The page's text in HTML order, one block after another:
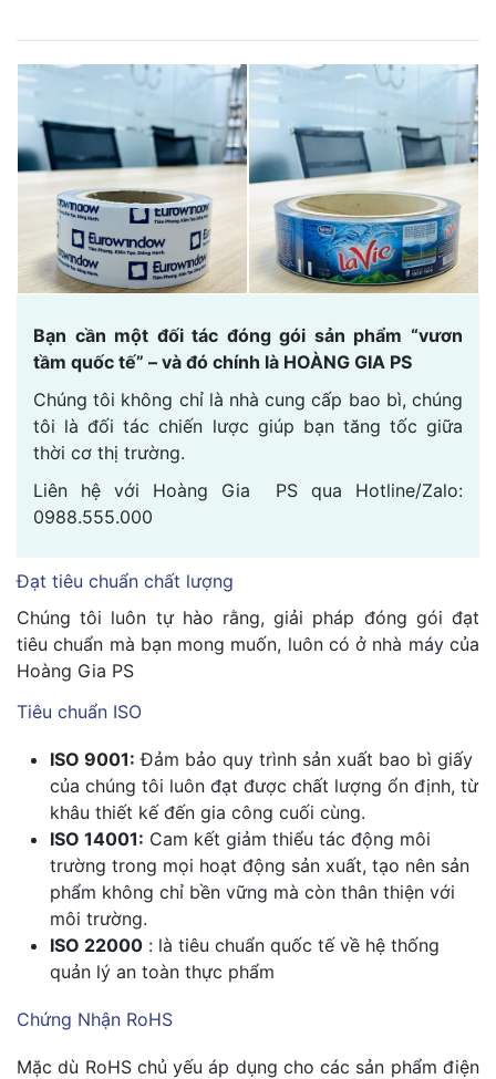
Bạn cần một đối tác đóng gói sản phẩm “vươn
tầm quốc tế” – và đó chính là HOÀNG GIA PS
Chúng tôi không chỉ là nhà cung cấp bao bì, chúng
tôi là đối tác chiến lược giúp bạn tăng tốc giữa
thời cơ thị trường.
Liên hệ với Hoàng Gia PS qua Hotline/Zalo:
0988.555.000
Đạt tiêu chuẩn chất lượng
Chúng tôi luôn tự hào rằng, giải pháp đóng gói đạt
tiêu chuẩn mà bạn mong muốn, luôn có ở nhà máy của
Hoàng Gia PS
Tiêu chuẩn ISO
ISO 9001: Đảm bảo quy trình sản xuất bao bì giấy
của chúng tôi luôn đạt được chất lượng ổn định, từ
khâu thiết kế đến gia công cuối cùng.
ISO 14001: Cam kết giảm thiểu tác động môi
trường trong mọi hoạt động sản xuất, tạo nên sản
phẩm không chỉ bền vững mà còn thân thiện với
môi trường.
ISO 22000 : là tiêu chuẩn quốc tế về hệ thống
quản lý an toàn thực phẩm
Chứng Nhận RoHS
Mặc dù RoHS chủ yếu áp dụng cho các sản phẩm điện